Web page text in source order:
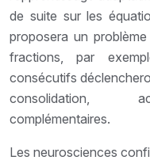
de suite sur les
proposera un
fractions, par
consécutifs
consolidation,
complémentaires.
Les neurosciences